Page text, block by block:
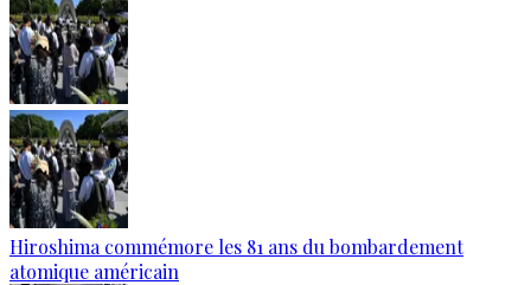
Hiroshima commémore les 81 ans du bombardement
atomique américain